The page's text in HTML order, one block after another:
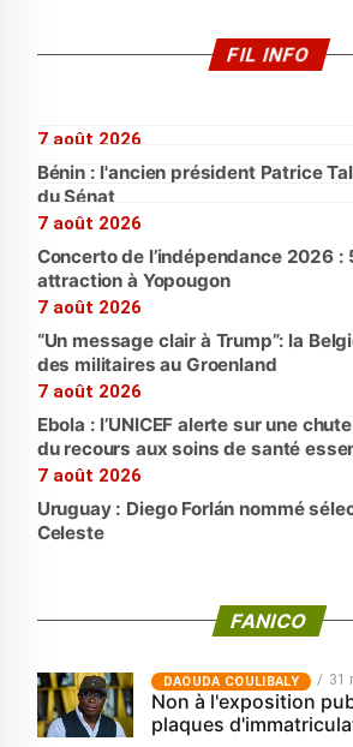
FIL INFO
7 août 2026
Bénin : l'ancien président Patrice
du Sénat
7 août 2026
Concerto de l’indépendance 2026
attraction à Yopougon
7 août 2026
“Un message clair à Trump”: la
des militaires au Groenland
7 août 2026
Ebola : l’UNICEF alerte sur une
du recours aux soins de santé
7 août 2026
Uruguay : Diego Forlán nommé
Celeste
FANICO
‎DAOUDA COULIBALY 31
Non à l'exposition
plaques